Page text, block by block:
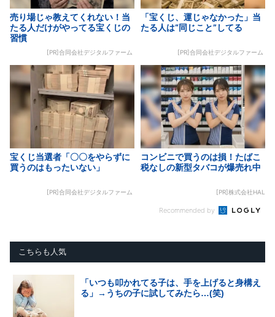
売り場じゃ教えてくれない！当
たる人だけがやってる宝くじの
習慣
[PR]合同会社デジタルファーム
「宝くじ、運じゃなかった」当
たる人は“同じこと”してる
[PR]合同会社デジタルファーム
宝くじ当選者「〇〇をやらずに
買うのはもったいない」
[PR]合同会社デジタルファーム
コンビニで買うのは損！たばこ
税なしの新型タバコが爆売れ中
[PR]株式会社HAL
Recommended by
こちらも人気
「いつも叩かれてる子は、手を上げると身構え
る」→うちの子に試してみたら…(笑)